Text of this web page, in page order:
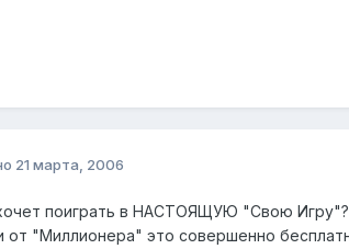
21 марта, 2006
поиграть в НАСТОЯЩУЮ "Свою Игру"?
от "Миллионера" это совершенно